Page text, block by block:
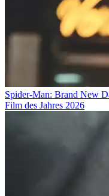
Spider-Man: Brand New
Film des Jahres 2026